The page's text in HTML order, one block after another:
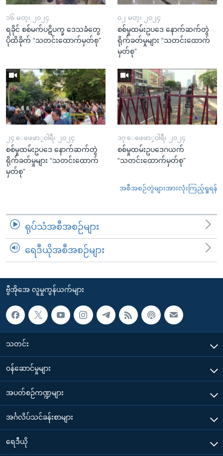
၁၆ မတ္၊ ၂၀၂၄
ရခိုင် စစ်မက်ပဋိပက္ခ ဒေသခံတွေ
ပိုထိခိုက် “သတင်းထောက်မှတ်စု”
၀၂ မတ္၊ ၂၀၂၄
စစ်မှုထမ်းဥပဒေ နောက်ဆက်တွဲ
ရိုက်ခတ်မှုများ “သတင်းထောက်
မှတ်စု”
၂၄ ေဖေဖာ္၀ါရီ၊ ၂၀၂၄
စစ်မှုထမ်းဥပဒေ နောက်ဆက်တွဲ
ရိုက်ခတ်မှုများ “သတင်းထောက်
မှတ်စု”
၁၇ ေဖေဖာ္၀ါရီ၊ ၂၀၂၄
စစ်မှုထမ်းဥပဒေဂယက်
“သတင်းထောက်မှတ်စု”
အစီအစဉ်တွဲများအားလုံးကြည့်ရှုရန်
ရုပ်သံအစီအစဉ်များ
ရေဒီယိုအစီအစဉ်များ
ဗွီအိုအေ လူမှုကွန်ယက်များ
သတင်း
၀န်ဆောင်မှုများ
အပတ်စဉ်ကဏ္ဍများ
အင်္ဂလိပ်သင်ခန်းစာများ
ရေဒီယို